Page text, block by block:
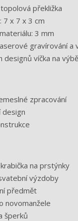
překližka
7 x 7 x 3 cm
3 mm
gravírování a
designů víčka na
zpracování
design
na prstýnky
výzdoby
předmět
novomanžele
šperků